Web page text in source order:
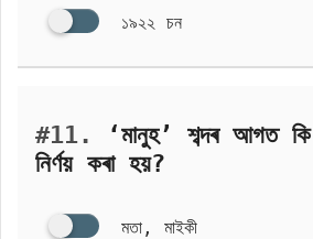
১৯২২ চন
#11.
‘মানুহ’ শব্দৰ আগত কি
নির্ণয় কৰা হয়?
মতা, মাইকী